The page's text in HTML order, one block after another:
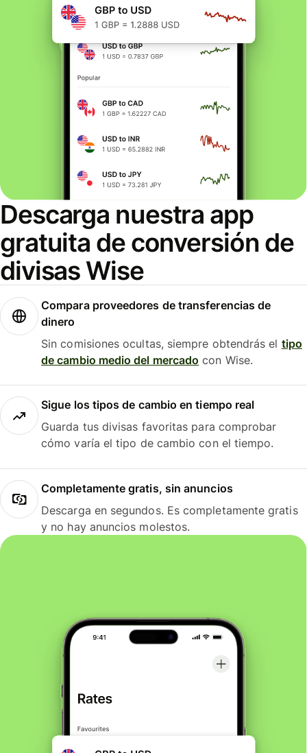
Descarga nuestra app
gratuita de conversión de
divisas Wise
Compara proveedores de transferencias de
dinero
Sin comisiones ocultas, siempre obtendrás el tipo
de cambio medio del mercado con Wise.
Sigue los tipos de cambio en tiempo real
Guarda tus divisas favoritas para comprobar
cómo varía el tipo de cambio con el tiempo.
Completamente gratis, sin anuncios
Descarga en segundos. Es completamente gratis
y no hay anuncios molestos.